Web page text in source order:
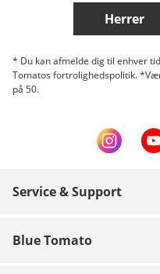
Herrer
* Du kan afmelde dig til enhver
Tomatos fortrolighedspolitik.
på 50.
Service & Support
Blue Tomato